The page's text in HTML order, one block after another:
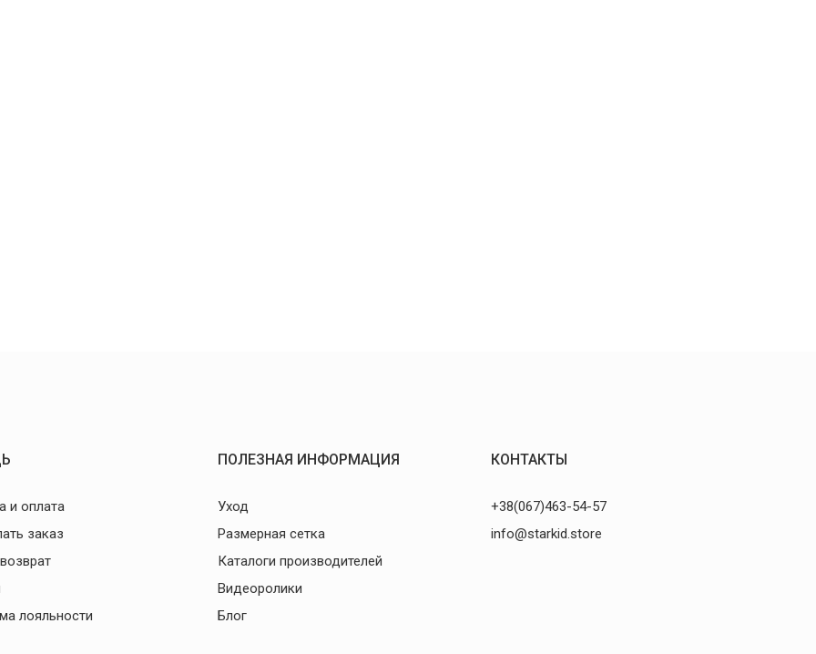
и оплата
заказ
лояльности
ПОЛЕЗНАЯ ИНФОРМАЦИЯ
Уход
Размерная сетка
Каталоги производителей
Видеоролики
Блог
КОНТАКТЫ
+38(067)463-54-57
info@starkid.store